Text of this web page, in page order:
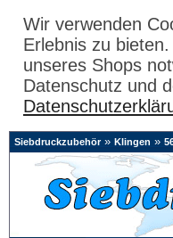
Wir verwenden
Erlebnis zu
unseres Shops
Datenschutz und
Siebdruckzubehör» Klingen »